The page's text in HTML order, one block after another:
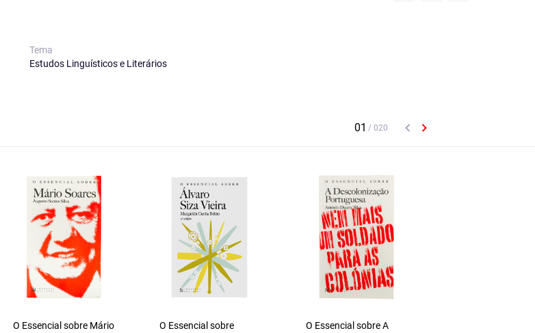
Tema
Estudos Linguísticos e Literários
O Essencial sobre Mário
O Essencial sobre
O Essencial sobre A